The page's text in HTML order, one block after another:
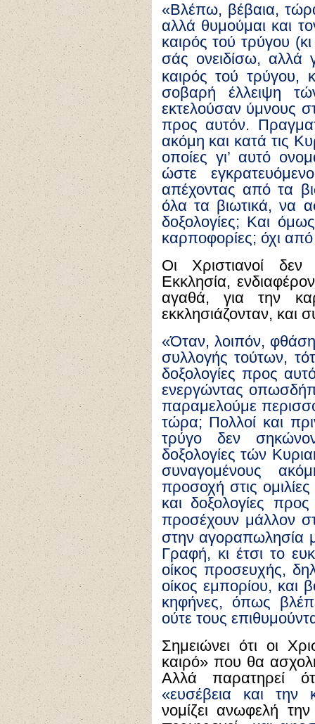
«Βλέπω, βέβαια,
αλλά θυμούμαι και
καιρός τού τρύγου
σάς ονειδίσω, αλλά
καιρός τού τρύγου,
σοβαρή έλλειψη
εκτελούσαν ύμνους
προς αυτόν.
ακόμη και κατά τις
οποίες γι’ αυτό
ώστε
απέχοντας από τα
όλα τα βιωτικά, να
δοξολογίες; Και
καρποφορίες; όχι
Οι Χριστιανοί
Εκκλησία,
αγαθά, για την
εκκλησιάζονταν, και
«Όταν, λοιπόν,
συλλογής τούτων,
δοξολογίες προς
ενεργώντας
παραμελούμε
τώρα; Πολλοί και
τρύγο δεν
δοξολογίες τών
συναγομένους
προσοχή στις
και δοξολογίες
προσέχουν μάλλον
στην αγοραπωλησία
Γραφή, κι έτσι το
οίκος προσευχής,
οίκος εμπορίου, και
κηφήνες, όπως
ούτε τους
Σημειώνει ότι οι
καιρό» που θα
Αλλά παρατηρεί
«ευσέβεια και την
νομίζει ανωφελή